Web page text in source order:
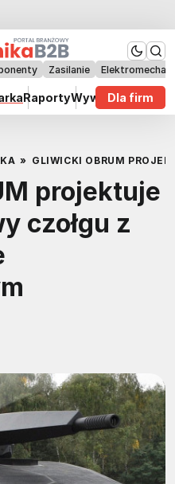
Zasilanie
RaportyWywiadyDla firm
» GLIWICKI OBRUM
projektuje
czołgu z